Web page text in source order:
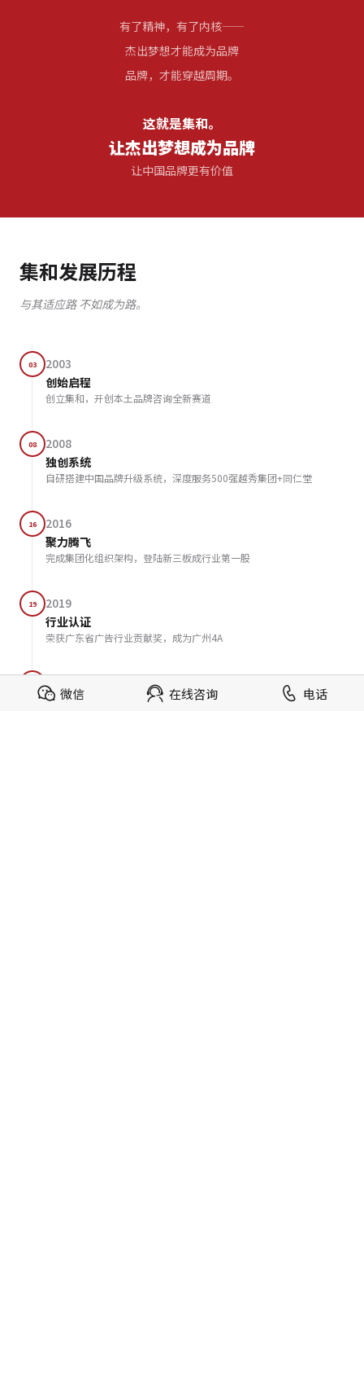
有了精神，有了内核——
杰出梦想才能成为品牌
品牌，才能穿越周期。
这就是集和。
让杰出梦想成为品牌
让中国品牌更有价值
集和发展历程
与其适应路 不如成为路。
03
2003
创始启程
创立集和，开创本土品牌咨询全新赛道
08
2008
独创系统
自研搭建中国品牌升级系统，深度服务500强越秀集团+同仁堂
16
2016
聚力腾飞
完成集团化组织架构，登陆新三板成行业第一股
19
2019
行业认证
荣获广东省广告行业贡献奖，成为广州4A
2022
智驱升级
微信 在线咨询 电话